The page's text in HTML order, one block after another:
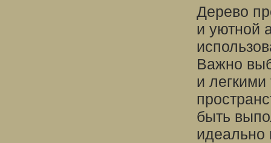
Дерево
и уютной
Важно
и легкими
быть
идеально